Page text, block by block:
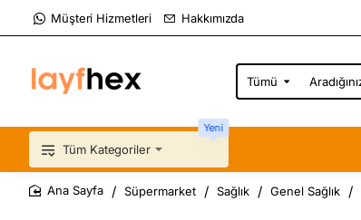
Müşteri Hizmetleri Hakkımızda
Tümü
Aradığınız
ürün,
kategori...
Tüm Kategoriler
Yeni
Süpermarket Sağlık Genel Sağlık